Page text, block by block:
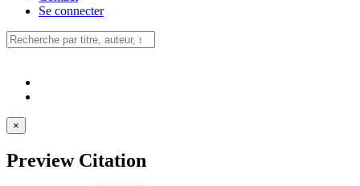
Se connecter
×
Preview Citation